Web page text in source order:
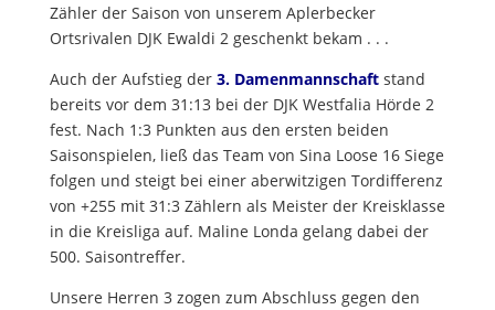
Zähler der Saison von unserem Aplerbecker
Ortsrivalen DJK Ewaldi 2 geschenkt bekam . . .
Auch der Aufstieg der 3. Damenmannschaftstand
bereits vor dem 31:13 bei der DJK Westfalia Hörde 2
fest. Nach 1:3 Punkten aus den ersten beiden
Saisonspielen, ließ das Team von Sina Loose 16 Siege
folgen und steigt bei einer aberwitzigen Tordifferenz
von +255 mit 31:3 Zählern als Meister der Kreisklasse
in die Kreisliga auf. Maline Londa gelang dabei der
500. Saisontreffer.
Unsere Herren 3 zogen zum Abschluss gegen den